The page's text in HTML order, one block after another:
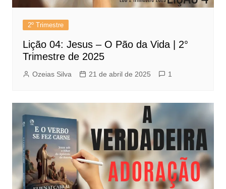
2º Trimestre
Lição 04: Jesus – O Pão da Vida | 2°
Trimestre de 2025
Ozeias Silva 21 de abril de 2025 1